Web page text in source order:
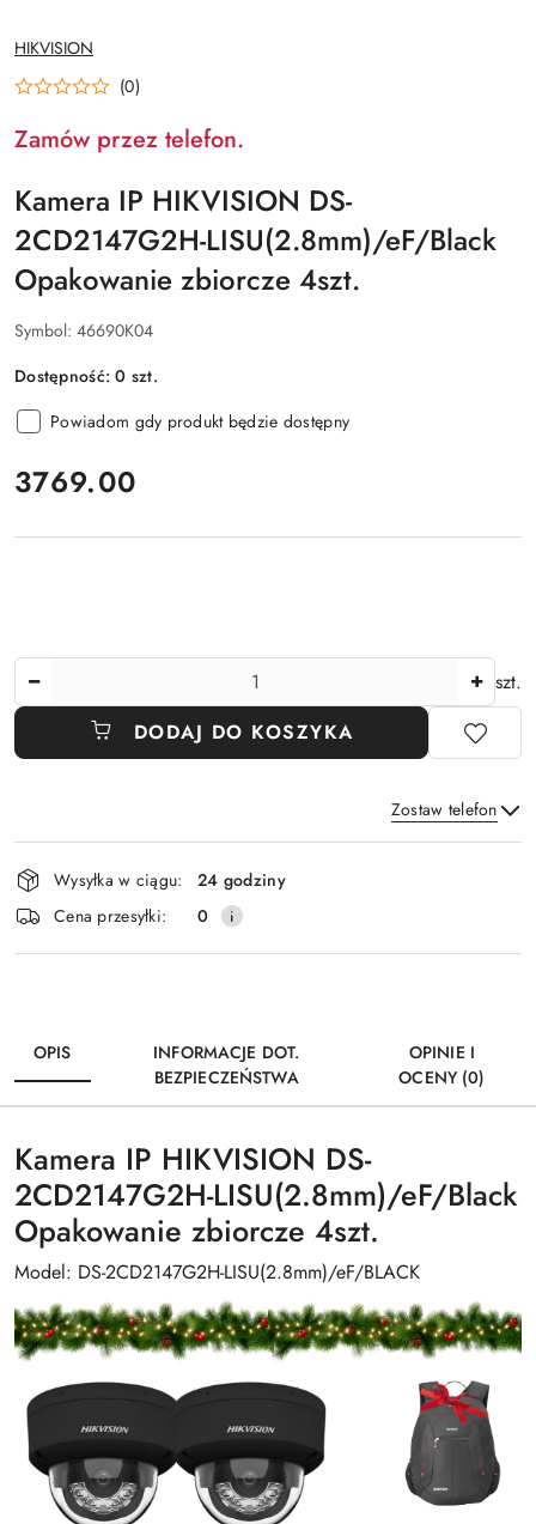
NAZWA
PRODUCENTA:
HIKVISION
(0)
Zamów przez telefon.
Kamera IP HIKVISION DS-
2CD2147G2H-LISU(2.8mm)/eF/Black
Opakowanie zbiorcze 4szt.
Symbol: 46690K04
Dostępność:0 szt.
Powiadom gdy produkt będzie dostępny
cena:
3769.00
szt.
DODAJ DO KOSZYKA
Zostaw telefon
Wyślij
Dostępność
i
dostawa
Wysyłka w ciągu:
24 godziny
Cena przesyłki:
0
OPIS
INFORMACJE DOT.
BEZPIECZEŃSTWA
OPINIE I
OCENY (0)
Kamera IP HIKVISION DS-
2CD2147G2H-LISU(2.8mm)/eF/Black
Opakowanie zbiorcze 4szt.
Model: DS-2CD2147G2H-LISU(2.8mm)/eF/BLACK